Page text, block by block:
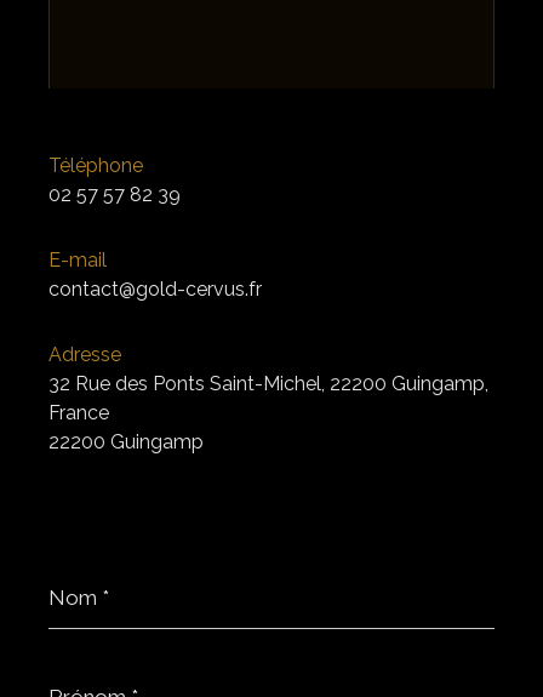
Téléphone
02 57 57 82 39
E-mail
contact@gold-cervus.fr
Adresse
32 Rue des Ponts Saint-Michel, 22200 Guingamp,
France
22200 Guingamp
*
*